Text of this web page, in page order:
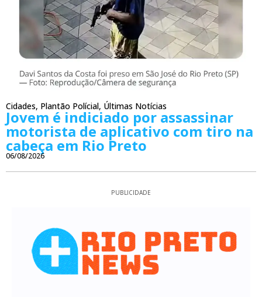
Cidades, Plantão Polícial, Últimas Notícias
Jovem é indiciado por assassinar
motorista de aplicativo com tiro na
cabeça em Rio Preto
06/08/2026
PUBLICIDADE